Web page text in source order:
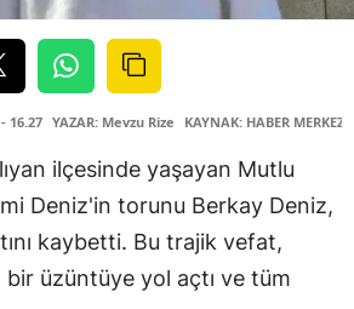
16.27 YAZAR: Mevzu Rize KAYNAK: HABER MERKEZİ
ilçesinde yaşayan Mutlu
Deniz'in torunu Berkay Deniz,
kaybetti. Bu trajik vefat,
üzüntüye yol açtı ve tüm